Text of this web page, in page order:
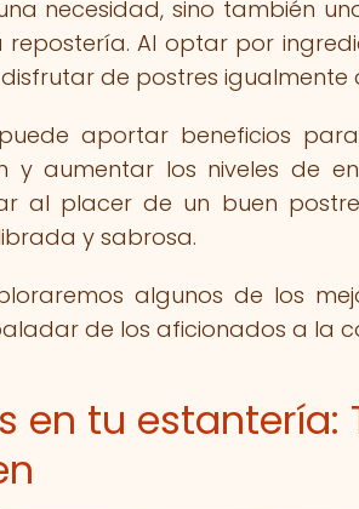
necesidad, sino también
repostería. Al optar por
de postres igualmente
aportar beneficios
y aumentar los niveles de
al placer de un buen
y sabrosa.
algunos de los
de los aficionados a la
en tu estantería: